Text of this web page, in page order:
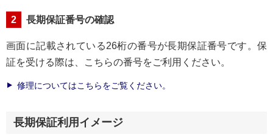
2 長期保証番号の確認
画面に記載されている26桁の番号が長期保証番号です。保
証を受ける際は、こちらの番号をご利用ください。
修理についてはこちらをご覧ください。
長期保証利用イメージ